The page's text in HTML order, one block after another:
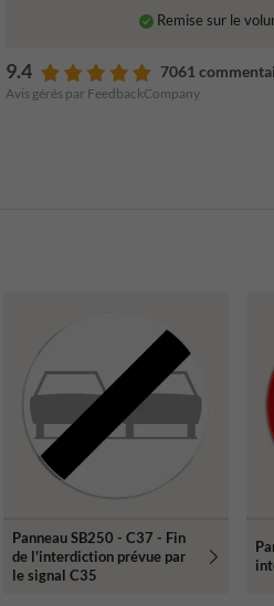
Remise sur le
9.4 7061
Avis gérés par FeedbackCompany
Panneau SB250 - C37 - Fin
de l'interdiction prévue par
le signal C35